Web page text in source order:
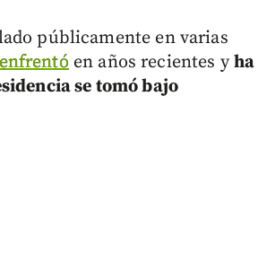
públicamente en varias
en años recientes yha
se tomó bajo